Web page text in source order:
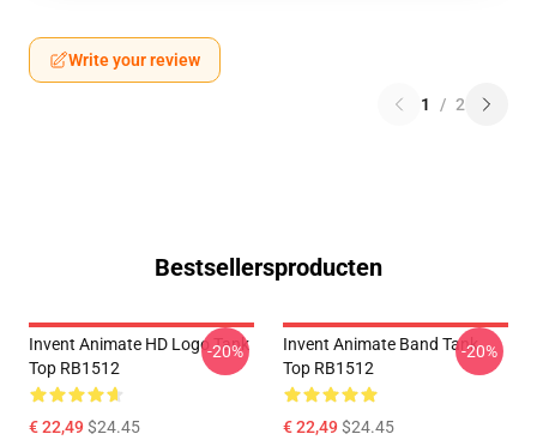
Write your review
1 / 2
Bestsellersproducten
Invent Animate HD Logo Tank
Top RB1512
€ 22,49$24.45
-20%
Invent Animate Band Tank
Top RB1512
€ 22,49$24.45
-20%